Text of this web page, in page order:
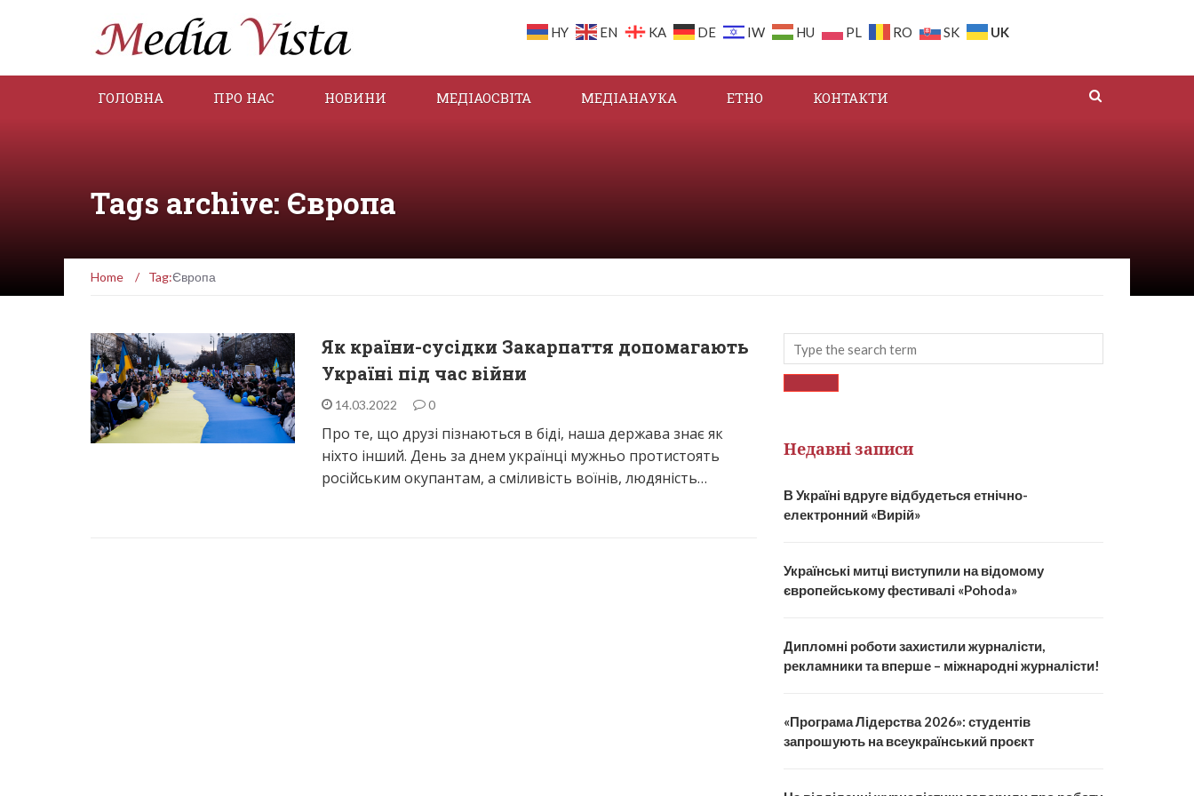
HY EN KA DE IW HU PL RO SK UK
ГОЛОВНА ПРО НАС НОВИНИ МЕДІАОСВІТА МЕДІАНАУКА ЕТНО КОНТАКТИ
Tags archive: Європа
Home / Tag:Європа
Як країни-сусідки Закарпаття допомагають
Україні під час війни
14.03.2022 0
Про те, що друзі пізнаються в біді, наша держава знає як
ніхто інший. День за днем українці мужньо протистоять
російським окупантам, а сміливість воїнів, людяність…
Недавні записи
В Україні вдруге відбудеться етнічно-
електронний «Вирій»
Українські митці виступили на відомому
європейському фестивалі «Pohoda»
Дипломні роботи захистили журналісти,
рекламники та вперше – міжнародні журналісти!
«Програма Лідерства 2026»: студентів
запрошують на всеукраїнський проєкт